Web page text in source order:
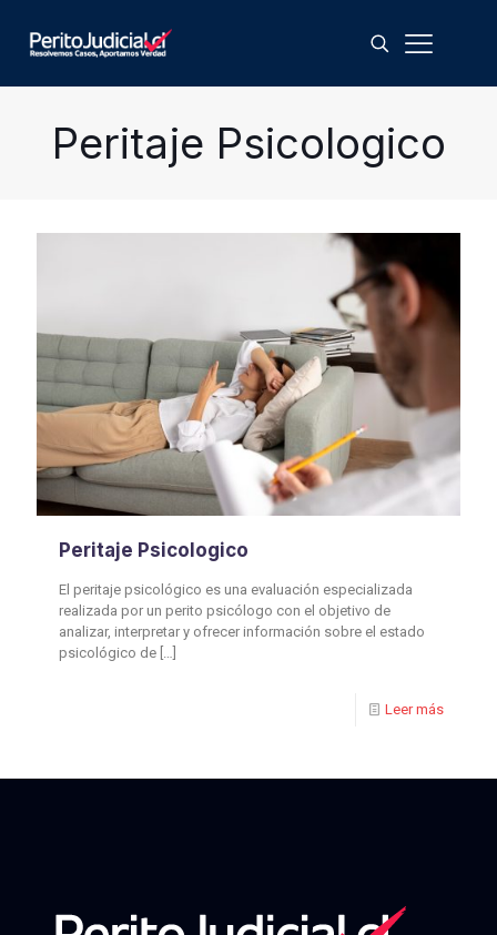
Peritaje Psicologico
Peritaje Psicologico
El peritaje psicológico es una evaluación especializada
realizada por un perito psicólogo con el objetivo de
analizar, interpretar y ofrecer información sobre el estado
psicológico de […]
Leer más